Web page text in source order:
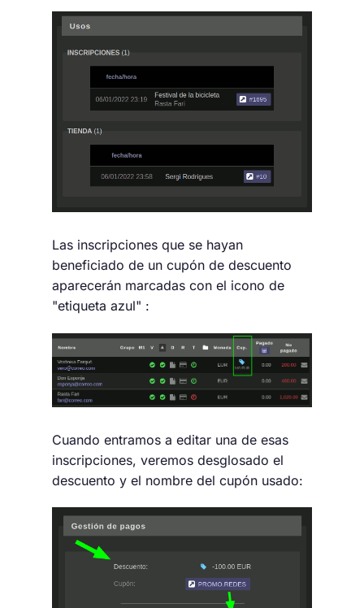
Las inscripciones que se hayan
beneficiado de un cupón de descuento
aparecerán marcadas con el icono de
"etiqueta azul" :
Cuando entramos a editar una de esas
inscripciones, veremos desglosado el
descuento y el nombre del cupón usado: